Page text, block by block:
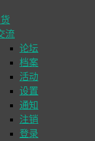
流
论坛
档案
活动
设置
通知
注销
登录